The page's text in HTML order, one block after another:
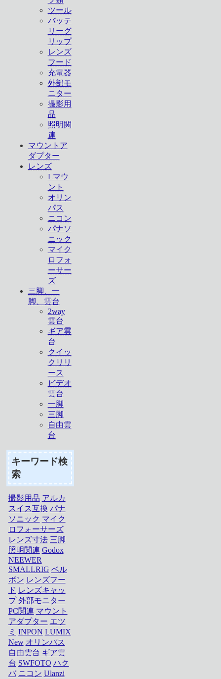
ツール
バッテ
リーグ
リップ
レンズ
フード
充電器
外部モ
ニター
撮影用
品
照明関
連
マウントア
ダプター
レンズ
Lマウ
ント
オリン
パス
ニコン
パナソ
ニック
マイク
ロフォ
ーサー
ズ
三脚、一
脚、雲台
2way
雲台
ギア雲
台
クイッ
クリリ
ース
ビデオ
雲台
一脚
三脚
自由雲
台
キーワード検
索
撮影用品 アルカ
スイス互換 パナ
ソニック マイク
ロフォーサーズ
レンズ寸法 三脚
照明関連 Godox
NEEWER
SMALLRIG ベル
ボン レンズフー
ド レンズキャッ
プ 外部モニター
PC関連 マウント
アダプター エツ
ミ INPON LUMIX
New オリンパス
自由雲台 ギア雲
台 SWFOTO ハク
バ ニコン Ulanzi